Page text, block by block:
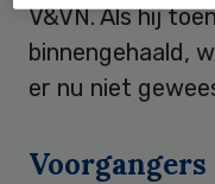
V&VN. Als hij
binnengehaald,
er nu niet